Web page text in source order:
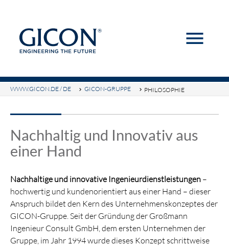
menu
Suchbegriffe
SUCHEN
WWW.GICON.DE / DE
GICON-GRUPPE PHILOSOPHIE
Nachhaltig und Innovativ aus
einer Hand
Nachhaltige und innovative Ingenieurdienstleistungen –
hochwertig und kundenorientiert aus einer Hand – dieser
Anspruch bildet den Kern des Unternehmenskonzeptes der
GICON-Gruppe. Seit der Gründung der Großmann
Ingenieur Consult GmbH, dem ersten Unternehmen der
Gruppe, im Jahr 1994 wurde dieses Konzept schrittweise